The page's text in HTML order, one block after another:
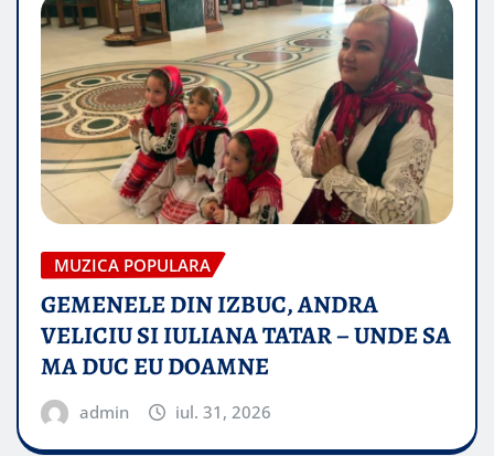
MUZICA POPULARA
GEMENELE DIN IZBUC, ANDRA
VELICIU SI IULIANA TATAR – UNDE SA
MA DUC EU DOAMNE
admin iul. 31, 2026